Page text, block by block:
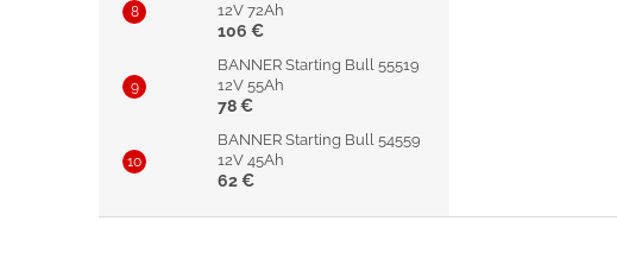
12V 72Ah
106 €
BANNER Starting Bull 55519
12V 55Ah
78 €
BANNER Starting Bull 54559
12V 45Ah
62 €